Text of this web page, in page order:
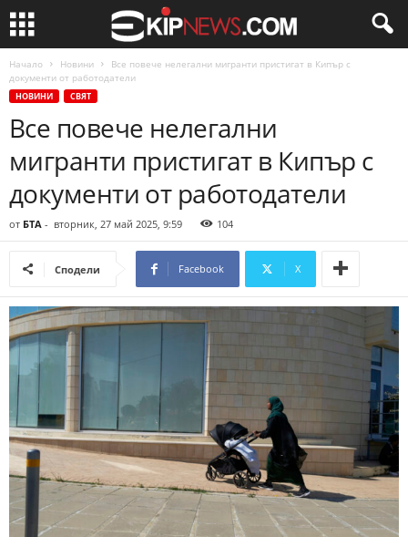
Начало Новини
Все повече нелегални мигранти пристигат в Кипър с
документи от работодатели
НОВИНИ СВЯТ
Все повече нелегални
мигранти пристигат в Кипър с
документи от работодатели
от БТА - вторник, 27 май 2025, 9:59 104
Сподели Facebook X